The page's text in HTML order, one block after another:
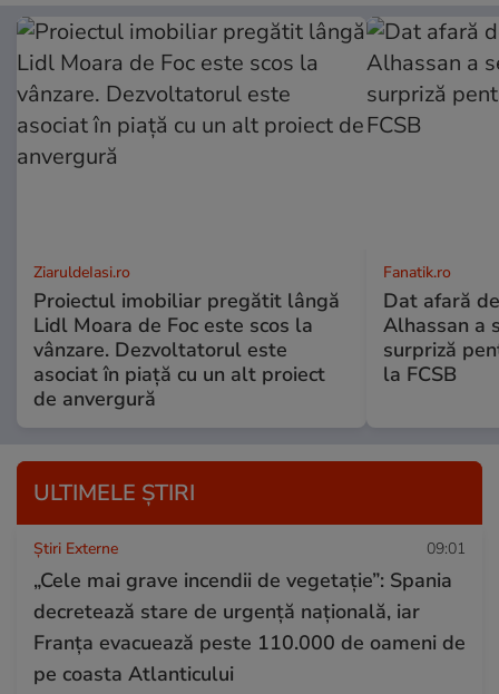
ZiaruldeIasi.ro
Proiectul imobiliar pregătit lângă
Lidl Moara de Foc este scos la
vânzare. Dezvoltatorul este
asociat în piață cu un alt proiect
de anvergură
Fanatik.ro
Dat afară
Alhassan a
surpriză
la FCSB
ULTIMELE ȘTIRI
Știri Externe 09:01
„Cele mai grave incendii de vegetație”: Spania
decretează stare de urgență națională, iar
Franța evacuează peste 110.000 de oameni de
pe coasta Atlanticului